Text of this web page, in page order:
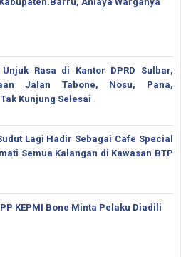
Rasa di Kantor DPRD Sulbar,
Jalan Tabone, Nosu, Pana,
Kunjung Selesai
Lagi Hadir Sebagai Cafe Special
Semua Kalangan di Kawasan BTP
KEPMI Bone Minta Pelaku Diadili